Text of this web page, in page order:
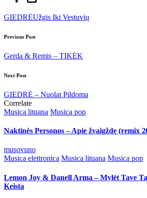
Tags:
GIEDRĖUžgis Iki Vestuvių
Post
navigation
Previous Post
Gerda & Remis – TIKĖK
Next Post
GIEDRĖ – Nuolat Pildoma
Correlate
Posted
Musica lituana Musica pop
Naktinės Personos – Apie žvaigždę (remix
Posted
by
musovuno
Posted
Musica elettronica Musica lituana Musica pop
Lemon Joy & Danell Arma – Mylėt Tave
Keista